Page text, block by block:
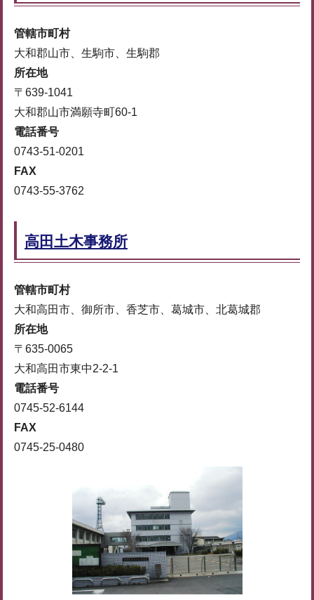
管轄市町村
大和郡山市、生駒市、生駒郡
所在地
〒639-1041
大和郡山市満願寺町60-1
電話番号
0743-51-0201
FAX
0743-55-3762
高田土木事務所
管轄市町村
大和高田市、御所市、香芝市、葛城市、北葛城郡
所在地
〒635-0065
大和高田市東中2-2-1
電話番号
0745-52-6144
FAX
0745-25-0480